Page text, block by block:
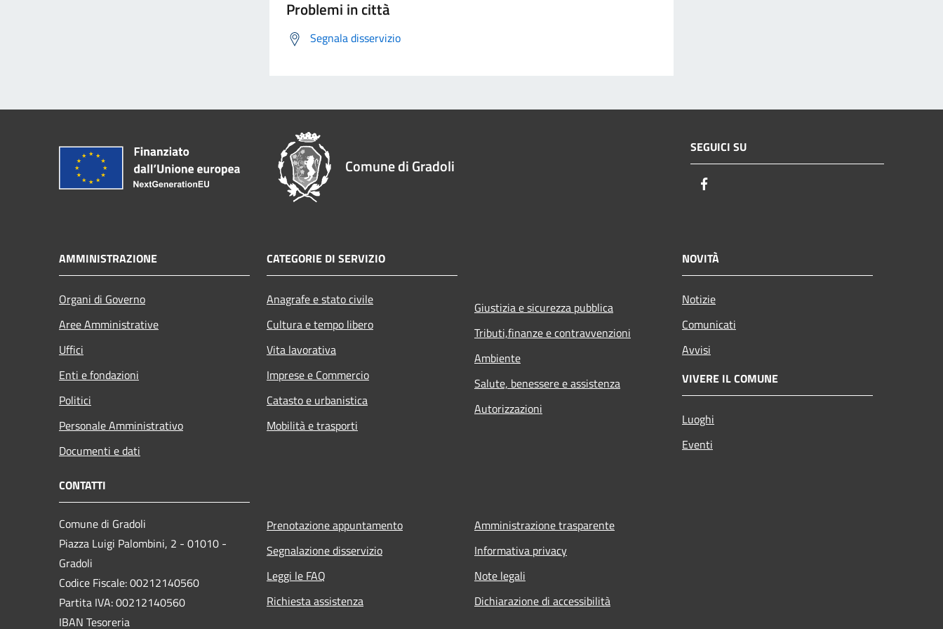
Problemi in città
Segnala disservizio
Comune di Gradoli
SEGUICI SU
AMMINISTRAZIONE
Organi di Governo
Aree Amministrative
Uffici
Enti e fondazioni
Politici
Personale Amministrativo
Documenti e dati
CATEGORIE DI SERVIZIO
Anagrafe e stato civile
Cultura e tempo libero
Vita lavorativa
Imprese e Commercio
Catasto e urbanistica
Mobilità e trasporti
Giustizia e sicurezza pubblica
Tributi,finanze e contravvenzioni
Ambiente
Salute, benessere e assistenza
Autorizzazioni
NOVITÀ
Notizie
Comunicati
Avvisi
VIVERE IL COMUNE
Luoghi
Eventi
CONTATTI
Comune di Gradoli
Piazza Luigi Palombini, 2 - 01010 -
Gradoli
Codice Fiscale: 00212140560
Partita IVA: 00212140560
IBAN Tesoreria
Prenotazione appuntamento
Segnalazione disservizio
Leggi le FAQ
Richiesta assistenza
Amministrazione trasparente
Informativa privacy
Note legali
Dichiarazione di accessibilità